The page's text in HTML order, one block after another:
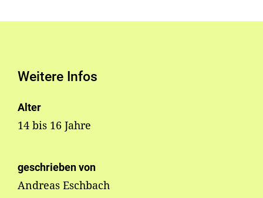
Weitere Infos
Alter
14 bis 16 Jahre
geschrieben von
Andreas Eschbach